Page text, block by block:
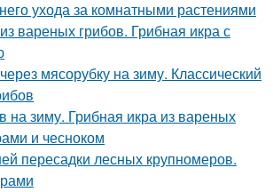
ухода за комнатными растениями
вареных грибов. Грибная икра с
мясорубку на зиму. Классический
на зиму. Грибная икра из вареных
и чесноком
пересадки лесных крупномеров.